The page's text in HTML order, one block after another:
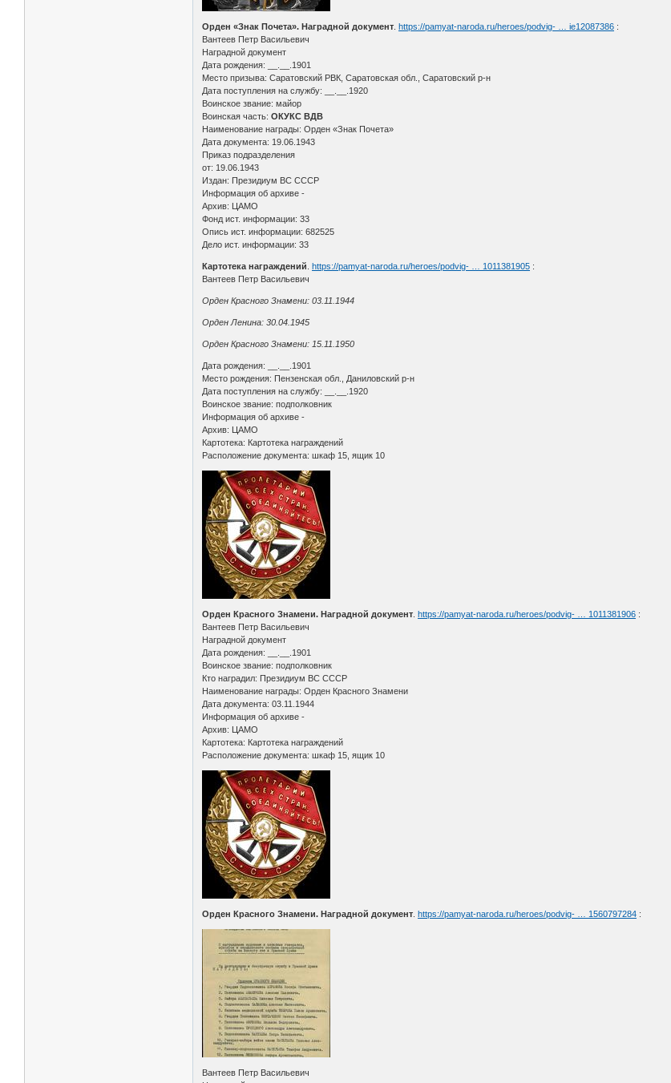
Орден «Знак Почета». Наградной документ .https://pamyat-naroda.ru/heroes/podvig- … ie12087386 :
Вантеев Петр Васильевич
Наградной документ
Дата рождения: __.__.1901
Место призыва: Саратовский РВК, Саратовская обл., Саратовский р-н
Дата поступления на службу: __.__.1920
Воинское звание: майор
Воинская часть:ОКУКС ВДВ
Наименование награды: Орден «Знак Почета»
Дата документа: 19.06.1943
Приказ подразделения
от: 19.06.1943
Издан: Президиум ВС СССР
Информация об архиве -
Архив: ЦАМО
Фонд ист. информации: 33
Опись ист. информации: 682525
Дело ист. информации: 33
Картотека награждений .https://pamyat-naroda.ru/heroes/podvig- … 1011381905 :
Вантеев Петр Васильевич
Орден Красного Знамени: 03.11.1944
Орден Ленина: 30.04.1945
Орден Красного Знамени: 15.11.1950
Дата рождения: __.__.1901
Место рождения: Пензенская обл., Даниловский р-н
Дата поступления на службу: __.__.1920
Воинское звание: подполковник
Информация об архиве -
Архив: ЦАМО
Картотека: Картотека награждений
Расположение документа: шкаф 15, ящик 10
Орден Красного Знамени. Наградной документ .https://pamyat-naroda.ru/heroes/podvig- … 1011381906 :
Вантеев Петр Васильевич
Наградной документ
Дата рождения: __.__.1901
Воинское звание: подполковник
Кто наградил: Президиум ВС СССР
Наименование награды: Орден Красного Знамени
Дата документа: 03.11.1944
Информация об архиве -
Архив: ЦАМО
Картотека: Картотека награждений
Расположение документа: шкаф 15, ящик 10
Орден Красного Знамени. Наградной документ .https://pamyat-naroda.ru/heroes/podvig- … 1560797284 :
Вантеев Петр Васильевич